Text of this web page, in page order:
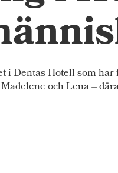
i Dentas Hotell som har
och Lena –